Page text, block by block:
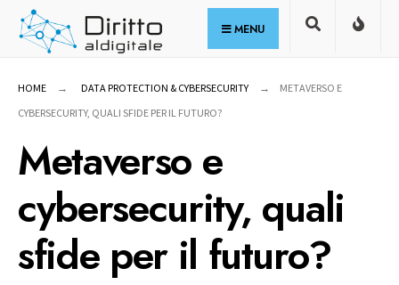
Skip
MENU
HOME DATA PROTECTION & CYBERSECURITY
METAVERSO E
CYBERSECURITY, QUALI SFIDE PER IL FUTURO?
Metaverso e
cybersecurity, quali
sfide per il futuro?